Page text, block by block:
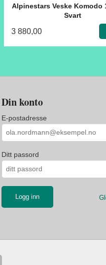
Alpinestars Veske Komodo
Svart
3 880,00
Din konto
E-postadresse
Ditt passord